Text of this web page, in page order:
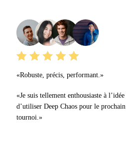
«Robuste, précis, performant.»
«Je suis tellement enthousiaste à l’idée
d’utiliser Deep Chaos pour le prochain
tournoi.»